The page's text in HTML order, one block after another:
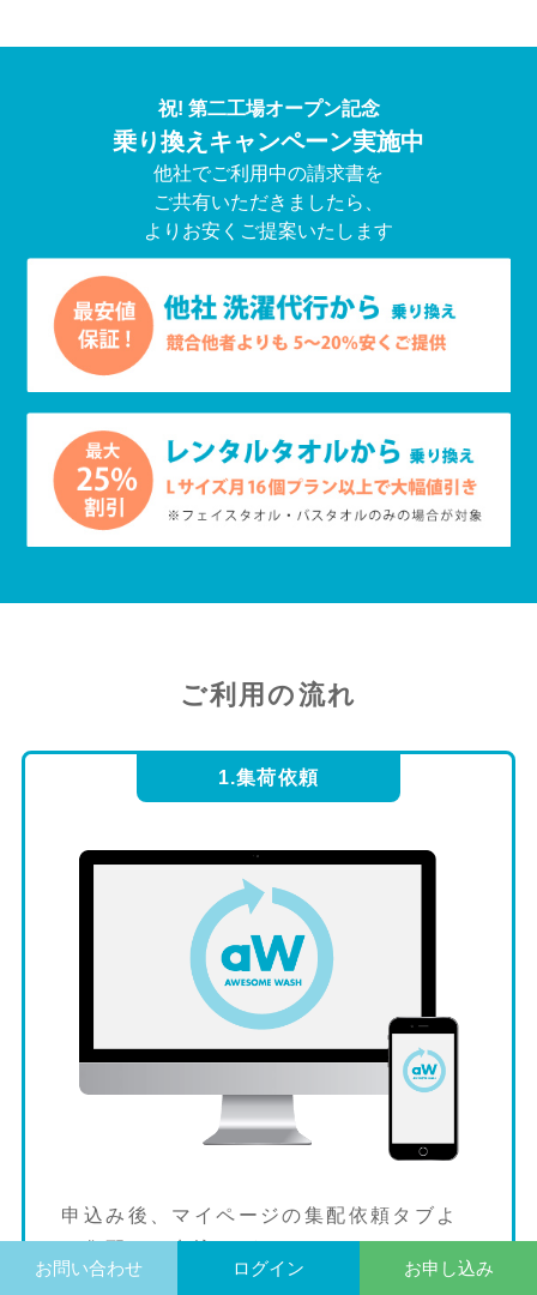
祝! 第二工場オープン記念
乗り換えキャンペーン実施中
他社でご利用中の請求書を
ご共有いただきましたら、
よりお安くご提案いたします
ご利用の流れ
1.集荷依頼
申込み後、マイページの集配依頼タブよ
PC、スマホから簡単に操作ができ、最短
お問い合わせ ログイン お申し込み